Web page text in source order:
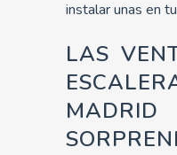
instalar unas en
LAS